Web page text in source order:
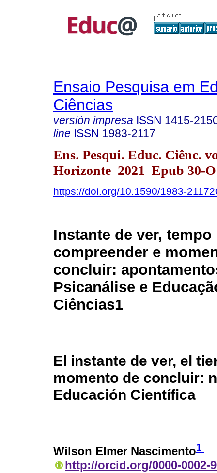
Ensaio Pesquisa em
Ciências
versión impresa ISSN 1415-
line ISSN 1983-2117
Ens. Pesqui. Educ. Ciênc.
Horizonte 2021 Epub 30-
https://doi.org/10.1590/1983-
Instante de ver, tempo
compreender e
concluir:
Psicanálise e
Ciências1
El instante de ver, el
momento de concluir:
Educación Científica
Wilson Elmer Nascimento1
http://orcid.org/0000-0002-